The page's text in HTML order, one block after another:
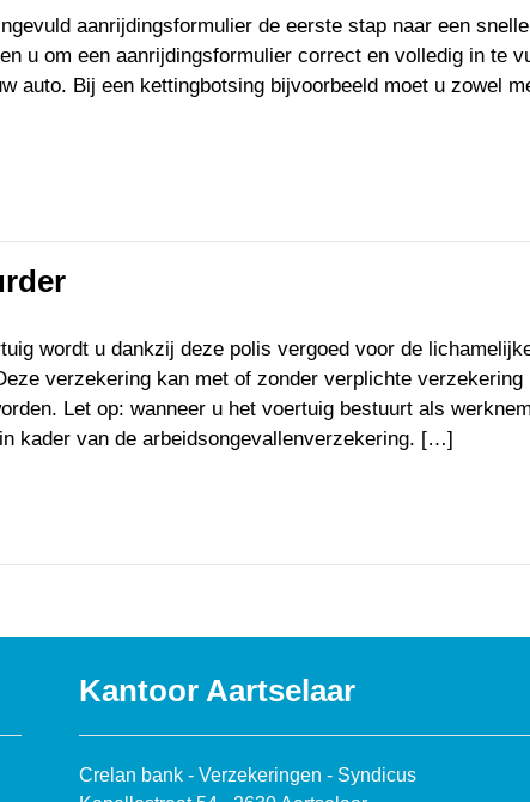
aanrijdingsformulier de eerste stap naar een snelle
u om een aanrijdingsformulier correct en volledig in te
auto. Bij een kettingbotsing bijvoorbeeld moet u zowel
wordt u dankzij deze polis vergoed voor de
verzekering kan met of zonder verplichte verzekering
Let op: wanneer u het voertuig bestuurt als
kader van de arbeidsongevallenverzekering. […]
Kantoor Aartselaar
Crelan bank - Verzekeringen - Syndicus